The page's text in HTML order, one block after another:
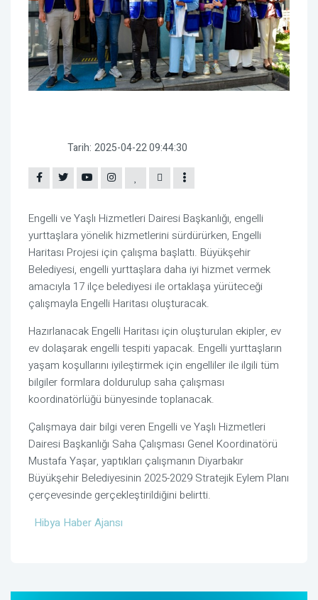
Tarih: 2025-04-22 09:44:30
Engelli ve Yaşlı Hizmetleri Dairesi Başkanlığı, engelli
yurttaşlara yönelik hizmetlerini sürdürürken, Engelli
Haritası Projesi için çalışma başlattı. Büyükşehir
Belediyesi, engelli yurttaşlara daha iyi hizmet vermek
amacıyla 17 ilçe belediyesi ile ortaklaşa yürüteceği
çalışmayla Engelli Haritası oluşturacak.
Hazırlanacak Engelli Haritası için oluşturulan ekipler, ev
ev dolaşarak engelli tespiti yapacak. Engelli yurttaşların
yaşam koşullarını iyileştirmek için engelliler ile ilgili tüm
bilgiler formlara doldurulup saha çalışması
koordinatörlüğü bünyesinde toplanacak.
Çalışmaya dair bilgi veren Engelli ve Yaşlı Hizmetleri
Dairesi Başkanlığı Saha Çalışması Genel Koordinatörü
Mustafa Yaşar, yaptıkları çalışmanın Diyarbakır
Büyükşehir Belediyesinin 2025-2029 Stratejik Eylem Planı
çerçevesinde gerçekleştirildiğini belirtti.
Hibya Haber Ajansı